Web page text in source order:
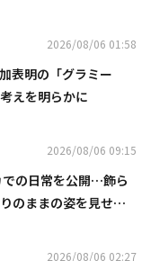
2026/08/06 01:58
表明の「グラミー
えを明らかに
2026/08/06 09:15
の日常を公開…飾ら
のままの姿を見せた
2026/08/06 02:27